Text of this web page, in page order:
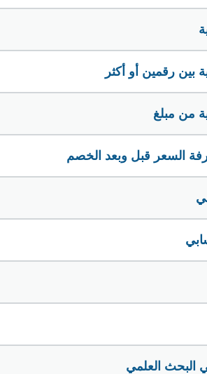
بين رقمين أو أكثر
من مبلغ
السعر قبل وبعد الخصم
البحث العلمي